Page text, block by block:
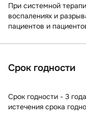
При системной
воспалениях и
пациентов и
Срок годности
Срок годности - 3
истечения срока